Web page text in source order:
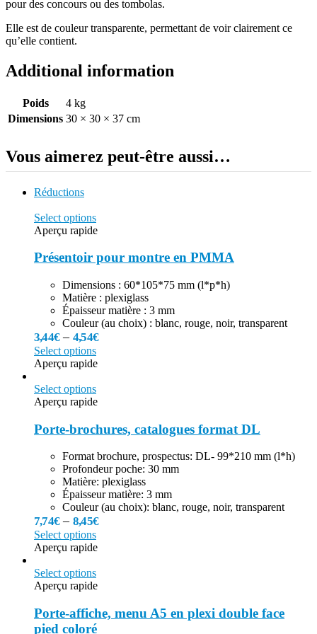
pour des concours ou des tombolas.
Elle est de couleur transparente, permettant de voir clairement ce
qu’elle contient.
Additional information
Poids
4 kg
Dimensions 30 × 30 × 37 cm
Vous aimerez peut-être aussi…
Réductions
Select options
Aperçu rapide
Présentoir pour montre en PMMA
Dimensions : 60*105*75 mm (l*p*h)
Matière : plexiglass
Épaisseur matière : 3 mm
Couleur (au choix) : blanc, rouge, noir, transparent
3,44€–4,54€
Select options
Aperçu rapide
Select options
Aperçu rapide
Porte-brochures, catalogues format DL
Format brochure, prospectus: DL- 99*210 mm (l*h)
Profondeur poche: 30 mm
Matière: plexiglass
Épaisseur matière: 3 mm
Couleur (au choix): blanc, rouge, noir, transparent
7,74€–8,45€
Select options
Aperçu rapide
Select options
Aperçu rapide
Porte-affiche, menu A5 en plexi double face
pied coloré